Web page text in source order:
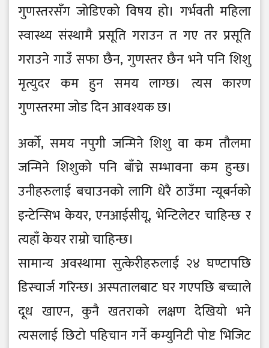
गुणस्तरसँग जोडिएको विषय हो। गर्भवती महिला
स्वास्थ्य संस्थामै प्रसूति गराउन त गए तर प्रसूति
गराउने गाउँ सफा छैन, गुणस्तर छैन भने पनि शिशु
मृत्युदर कम हुन समय लाग्छ। त्यस कारण
गुणस्तरमा जोड दिन आवश्यक छ।
अर्को, समय नपुगी जन्मिने शिशु वा कम तौलमा
जन्मिने शिशुको पनि बाँच्ने सम्भावना कम हुन्छ।
उनीहरुलाई बचाउनको लागि धेरै ठाउँमा न्यूबर्नको
इन्टेन्सिभ केयर, एनआईसीयू, भेन्टिलेटर चाहिन्छ र
त्यहाँ केयर राम्रो चाहिन्छ।
सामान्य अवस्थामा सुत्केरीहरुलाई २४ घण्टापछि
डिस्चार्ज गरिन्छ। अस्पतालबाट घर गएपछि बच्चाले
दूध खाएन, कुनै खतराको लक्षण देखियो भने
त्यसलाई छिटो पहिचान गर्ने कम्युनिटी पोष्ट भिजिट